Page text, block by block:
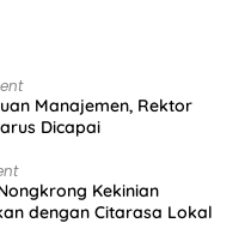
Manajemen, Rektor
Dicapai
Kekinian
dengan Citarasa Lokal